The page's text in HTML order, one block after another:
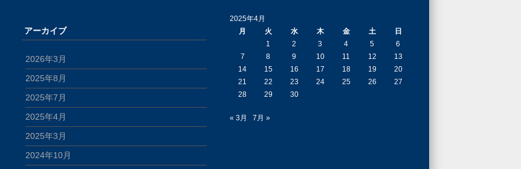
アーカイブ
2026年3月
2025年8月
2025年7月
2025年4月
2025年3月
2024年10月
2025年4月
月
火 水 木 金 土
日
1
2 3 4 5
6
7
8 9 10 11 12
13
14
15 16 17 18 19
20
21
22 23 24 25 26
27
28
29 30
« 3月 7月 »